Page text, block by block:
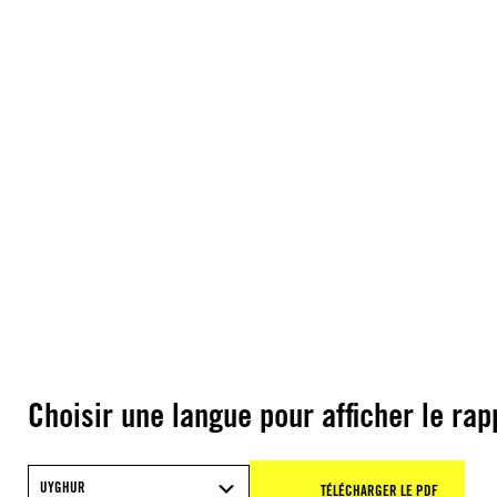
Choisir une langue pour afficher le
UYGHUR TÉLÉCHARGER LE PDF